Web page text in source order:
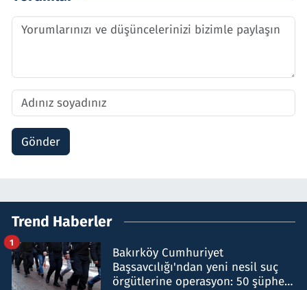
Gönder
Trend Haberler
Bakırköy Cumhuriyet
Başsavcılığı'ndan yeni nesil suç
örgütlerine operasyon: 50 şüpheli
1